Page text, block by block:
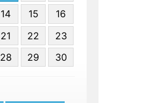
14 15
16
21 22
23
28 29 30